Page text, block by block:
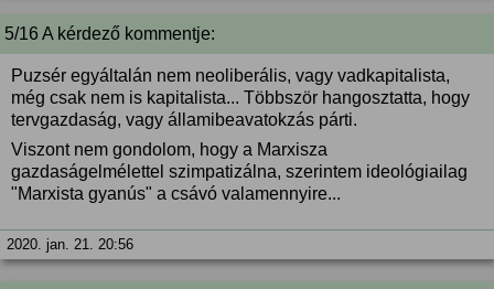
5/16 A kérdező kommentje:
Puzsér egyáltalán nem neoliberális, vagy vadkapitalista,
még csak nem is kapitalista... Többször hangosztatta, hogy
tervgazdaság, vagy államibeavatokzás párti.
Viszont nem gondolom, hogy a Marxisza
gazdaságelmélettel szimpatizálna, szerintem ideológiailag
"Marxista gyanús" a csávó valamennyire...
2020. jan. 21. 20:56